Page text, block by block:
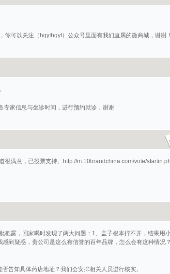
可以关注（hqythqyt）公众号里面有我们直属的微商城，谢谢！
家信息与坐诊时间，进行预约就诊，谢谢
很满意，已投票支持。http://m.10brandchina.com/vote/
杷露，回家喝时发现了两大问题：1、盖子根本拧不开，结果用
到疑惑，贵公司是这么有信誉的百年品牌，怎么会有这种情况
告知具体药店地址？我们会安排相关人员进行核实。